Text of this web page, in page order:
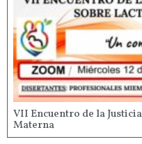
VII Encuentro de la
Materna